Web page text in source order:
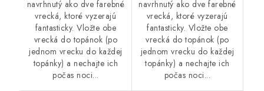
navrhnutý ako dve farebné
vrecká, ktoré vyzerajú
fantasticky. Vložte obe
vrecká do topánok (po
jednom vrecku do každej
topánky) a nechajte ich
počas noci...
navrhnutý ako dve farebné
vrecká, ktoré vyzerajú
fantasticky. Vložte obe
vrecká do topánok (po
jednom vrecku do každej
topánky) a nechajte ich
počas noci...